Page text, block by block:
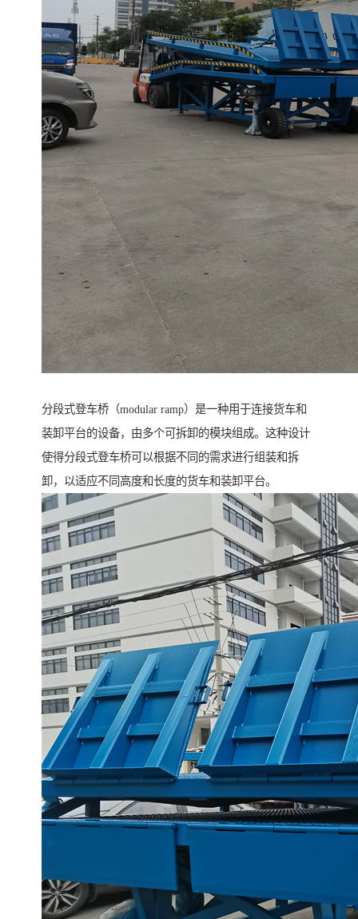
分段式登车桥（modular ramp）是一种用于连接货车和
装卸平台的设备，由多个可拆卸的模块组成。这种设计
使得分段式登车桥可以根据不同的需求进行组装和拆
卸，以适应不同高度和长度的货车和装卸平台。